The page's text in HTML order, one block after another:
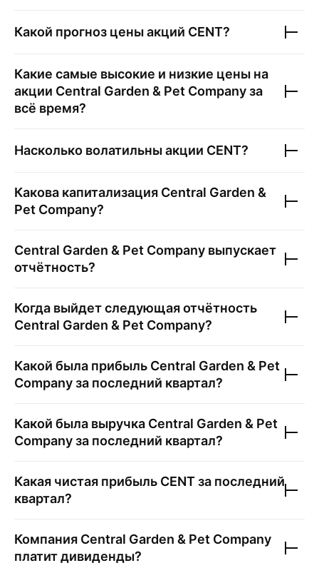
Какой прогноз цены акций CENT?
Какие самые высокие и низкие цены на
акции Central Garden & Pet Companyза
всё время?
Насколько волатильны акции CENT?
Какова капитализация Central Garden &
Pet Company?
Central Garden & Pet Company выпускает
отчётность?
Когда выйдет следующая отчётность
Central Garden & Pet Company?
Какой была прибыль Central Garden & Pet
Companyза последний квартал?
Какой была выручка Central Garden & Pet
Companyза последний квартал?
Какая чистая прибыль CENTза последний
квартал?
Компания Central Garden & Pet Company
платит дивиденды?